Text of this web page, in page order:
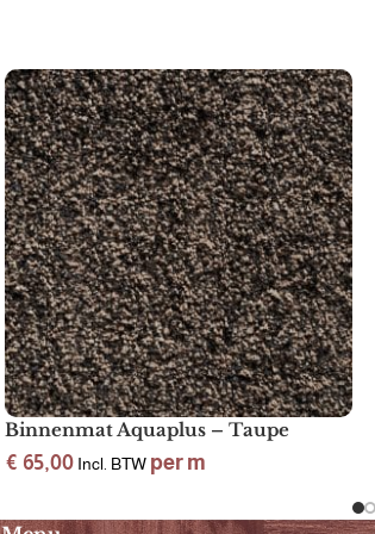
Binnenmat Aquaplus – Taupe
€ 65,00 Incl. BTWper m